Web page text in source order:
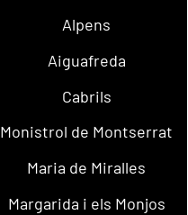
Alpens
Aiguafreda
Cabrils
Monistrol de Montserrat
Maria de Miralles
Margarida i els Monjos